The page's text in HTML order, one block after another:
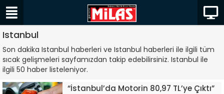
Istanbul
Son dakika Istanbul haberleri ve Istanbul haberleri ile ilgili tüm
sıcak gelişmeleri sayfamızdan takip edebilirsiniz. Istanbul ile
ilgili 50 haber listeleniyor.
“İstanbul’da Motorin 80,97 TL’ye Çıktı”